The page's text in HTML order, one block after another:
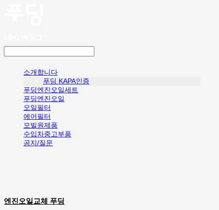
소개합니다
푸딩 KAPA인증
푸딩엔진오일세트
푸딩엔진오일
오일필터
에어필터
모빌원제품
수입차중고부품
공지/질문
엔진오일교체 푸딩